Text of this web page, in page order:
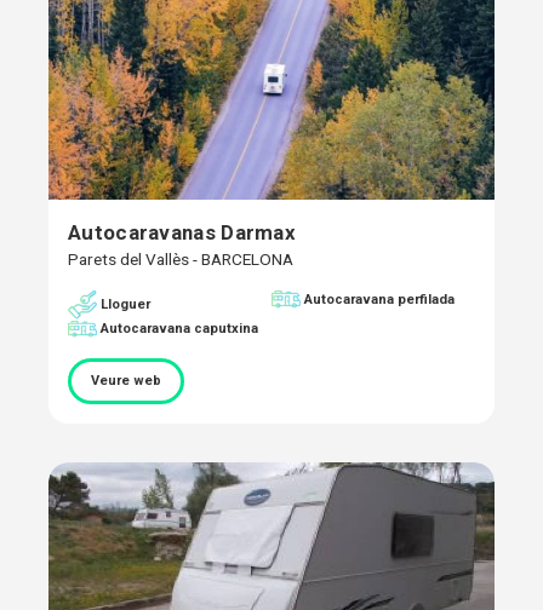
Autocaravanas Darmax
Parets del Vallès - BARCELONA
Lloguer
Autocaravana perfilada
Autocaravana caputxina
Veure web